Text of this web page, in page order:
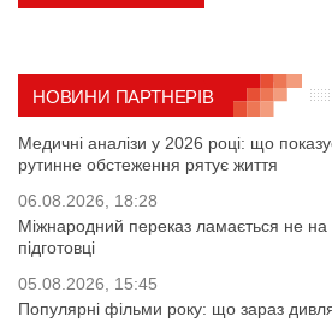
НОВИНИ ПАРТНЕРІВ
Медичні аналізи у 2026 році: що
рутинне обстеження рятує життя
06.08.2026, 18:28
Міжнародний переказ ламається не на
підготовці
05.08.2026, 15:45
Популярні фільми року: що зараз